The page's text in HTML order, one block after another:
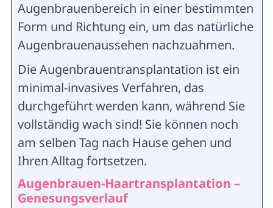
Augenbrauenbereich in einer bestimmten
Form und Richtung ein, um das natürliche
Augenbrauenaussehen nachzuahmen.
Die Augenbrauentransplantation ist ein
minimal-invasives Verfahren, das
durchgeführt werden kann, während Sie
vollständig wach sind! Sie können noch
am selben Tag nach Hause gehen und
Ihren Alltag fortsetzen.
Augenbrauen-Haartransplantation –
Genesungsverlauf